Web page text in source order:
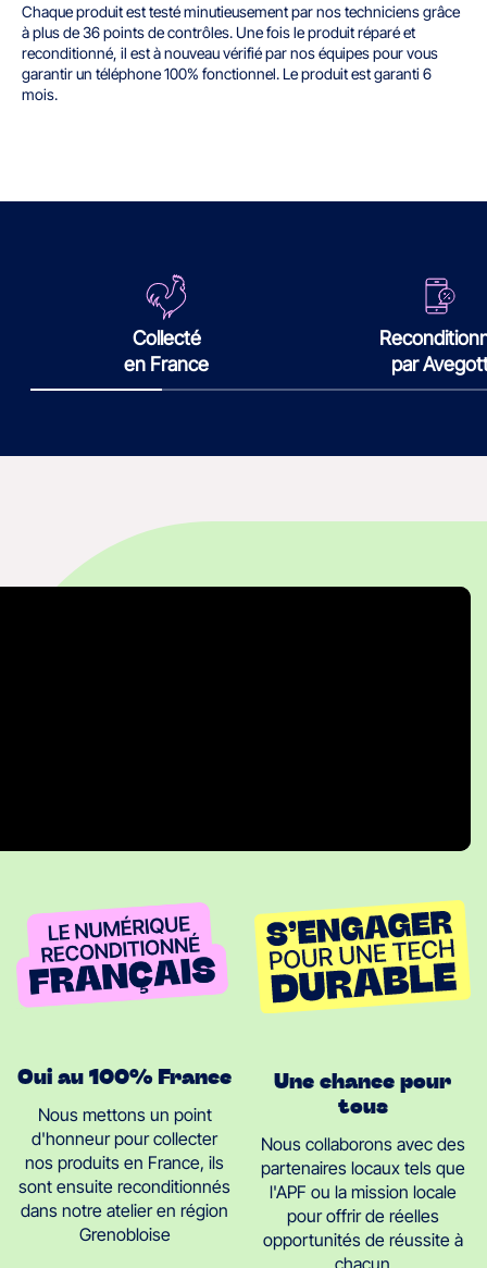
Chaque produit est testé minutieusement par nos techniciens grâce
à plus de 36 points de contrôles. Une fois le produit réparé et
reconditionné, il est à nouveau vérifié par nos équipes pour vous
garantir un téléphone 100% fonctionnel. Le produit est garanti 6
mois.
Collecté
en France
par
Oui au 100% France
Nous mettons un point
d'honneur pour collecter
nos produits en France, ils
sont ensuite reconditionnés
dans notre atelier en région
Grenobloise
Une chance pour
tous
Nous collaborons avec des
partenaires locaux tels que
l'APF ou la mission locale
pour offrir de réelles
opportunités de réussite à
chacun